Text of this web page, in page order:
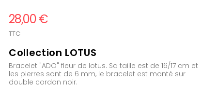
28,00 €
TTC
Collection LOTUS
Bracelet "ADO" fleur de lotus. Sa taille est de 16/17 cm et
les pierres sont de 6 mm, le bracelet est monté sur
double cordon noir.